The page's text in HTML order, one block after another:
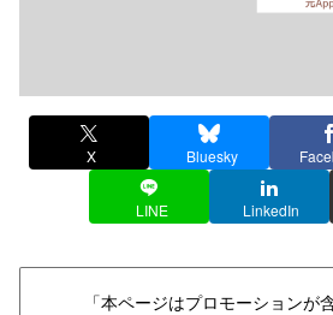
X Bluesky
LINE LinkedIn
「本ページはプロモーションが